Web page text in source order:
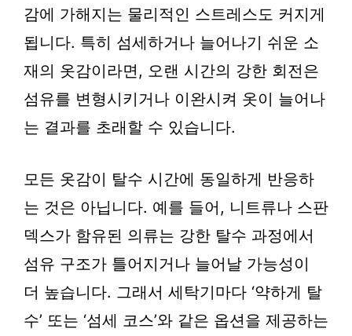
감에 가해지는 물리적인 스트레스도 커지게
됩니다. 특히 섬세하거나 늘어나기 쉬운 소
재의 옷감이라면, 오랜 시간의 강한 회전은
섬유를 변형시키거나 이완시켜 옷이 늘어나
는 결과를 초래할 수 있습니다.
모든 옷감이 탈수 시간에 동일하게 반응하
는 것은 아닙니다. 예를 들어, 니트류나 스판
덱스가 함유된 의류는 강한 탈수 과정에서
섬유 구조가 틀어지거나 늘어날 가능성이
더 높습니다. 그래서 세탁기마다 ‘약하게 탈
수’ 또는 ‘섬세 코스’와 같은 옵션을 제공하는